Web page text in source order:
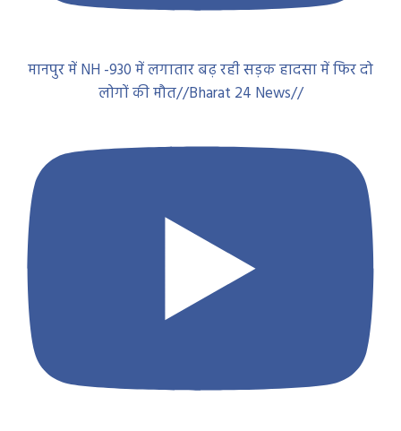
मानपुर में NH -930 में लगातार बढ़ रही सड़क हादसा में फिर दो
लोगों की मौत//Bharat 24 News//